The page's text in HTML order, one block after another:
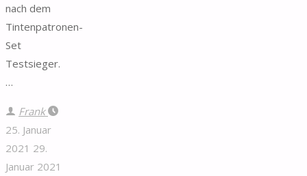
nach dem
Tintenpatronen-
Set
Testsieger.
…
Frank
25. Januar
2021 29.
Januar 2021